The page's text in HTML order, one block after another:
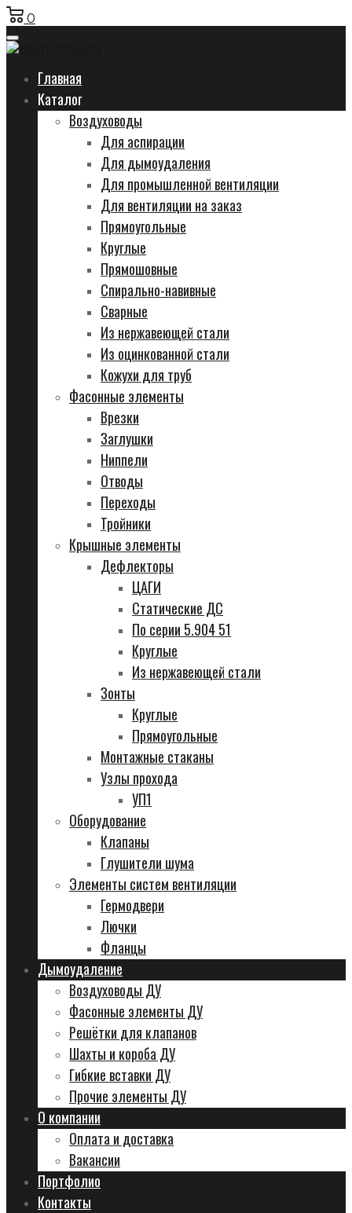
0
Главная
Каталог
Воздуховоды
Для аспирации
Для дымоудаления
Для промышленной вентиляции
Для вентиляции на заказ
Прямоугольные
Круглые
Прямошовные
Спирально-навивные
Сварные
Из нержавеющей стали
Из оцинкованной стали
Кожухи для труб
Фасонные элементы
Врезки
Заглушки
Ниппели
Отводы
Переходы
Тройники
Крышные элементы
Дефлекторы
ЦАГИ
Статические ДС
По серии 5.904 51
Круглые
Из нержавеющей стали
Зонты
Круглые
Прямоугольные
Монтажные стаканы
Узлы прохода
УП1
Оборудование
Клапаны
Глушители шума
Элементы систем вентиляции
Гермодвери
Лючки
Фланцы
Дымоудаление
Воздуховоды ДУ
Фасонные элементы ДУ
Решётки для клапанов
Шахты и короба ДУ
Гибкие вставки ДУ
Прочие элементы ДУ
О компании
Оплата и доставка
Вакансии
Портфолио
Контакты